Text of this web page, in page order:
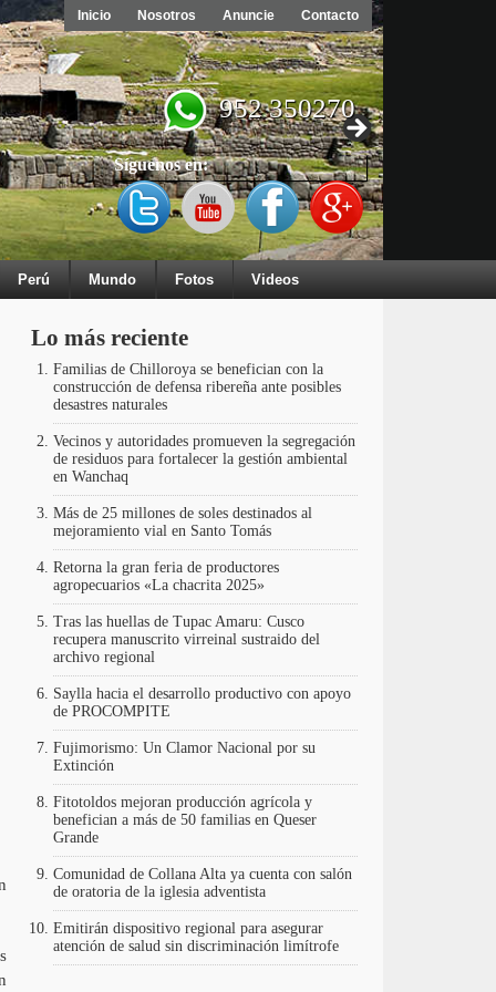
Inicio Nosotros Anuncie Contacto
952 350270
Síguenos en:
Perú Mundo Fotos Videos
Lo más reciente
Familias de Chilloroya se benefician con la
construcción de defensa ribereña ante posibles
desastres naturales
Vecinos y autoridades promueven la segregación
de residuos para fortalecer la gestión ambiental
en Wanchaq
Más de 25 millones de soles destinados al
mejoramiento vial en Santo Tomás
Retorna la gran feria de productores
agropecuarios «La chacrita 2025»
Tras las huellas de Tupac Amaru: Cusco
recupera manuscrito virreinal sustraido del
archivo regional
Saylla hacia el desarrollo productivo con apoyo
de PROCOMPITE
Fujimorismo: Un Clamor Nacional por su
Extinción
Fitotoldos mejoran producción agrícola y
benefician a más de 50 familias en Queser
Grande
Comunidad de Collana Alta ya cuenta con salón
de oratoria de la iglesia adventista
Emitirán dispositivo regional para asegurar
atención de salud sin discriminación limítrofe